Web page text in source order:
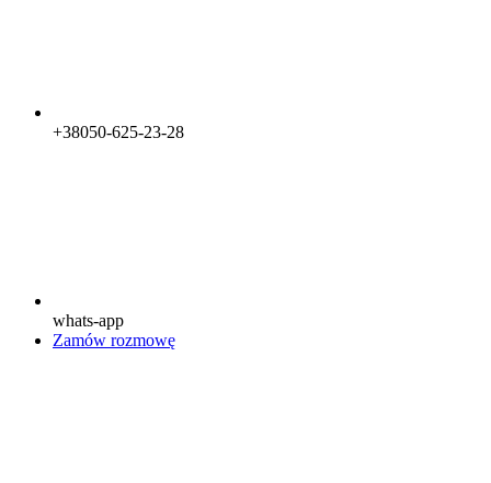
+38050-625-23-28
whats-app
Zamów rozmowę